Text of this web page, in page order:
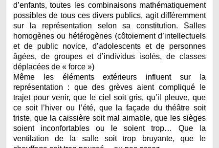
d’enfants, toutes les combinaisons mathématiquement
possibles de tous ces divers publics, agit différemment
sur la représentation selon sa constitution. Salles
homogènes ou hétérogènes (côtoiement d’intellectuels
et de public novice, d’adolescents et de personnes
âgées, de groupes et d’individus isolés, de classes
déplacées de « force »)
Même les éléments extérieurs influent sur la
représentation : que des grèves aient compliqué le
trajet pour venir, que le ciel soit gris, qu’il pleuve, que
ce soit l’hiver ou l’été, que la façade du théâtre soit
triste, que la caissière soit mal aimable, que les sièges
soient inconfortables ou le soient trop… Que la
ventilation de la salle soit trop bruyante, que le